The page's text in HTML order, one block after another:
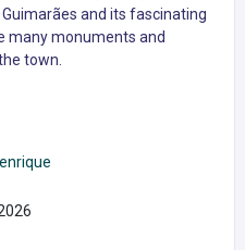
and its fascinating
many monuments and
town.